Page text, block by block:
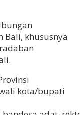
Bali, khususnya
kota/bupati